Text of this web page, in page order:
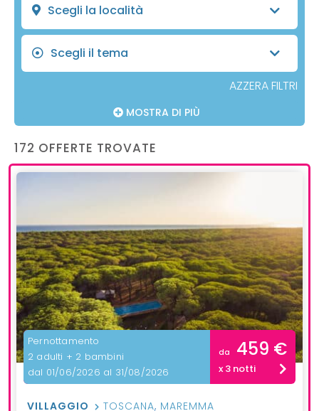
Scegli la località
Scegli il tema
AZZERA FILTRI
MOSTRA DI PIÙ
172 OFFERTE TROVATE
Pernottamento
2 adulti + 2 bambini
dal 01/06/2026 al 31/08/2026
da 459 €
x 3 notti
VILLAGGIO TOSCANA, MAREMMA